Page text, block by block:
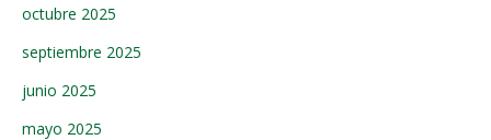
octubre 2025
septiembre 2025
junio 2025
mayo 2025